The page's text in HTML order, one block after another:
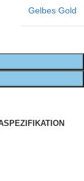
Gelbes Gold
SPEZIFIKATION